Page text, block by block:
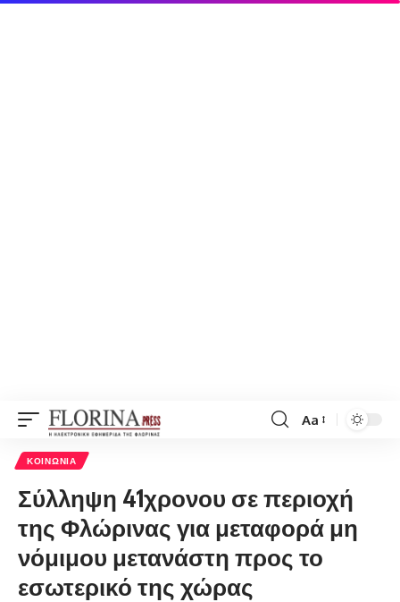
Font
Aa
ΚΟΙΝΩΝΊΑ
Σύλληψη 41χρονου σε περιοχή
της Φλώρινας για μεταφορά μη
νόμιμου μετανάστη προς το
εσωτερικό της χώρας